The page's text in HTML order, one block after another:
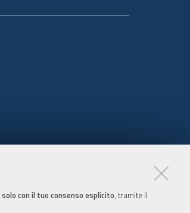
solo con il tuo consenso esplicito, tramite il